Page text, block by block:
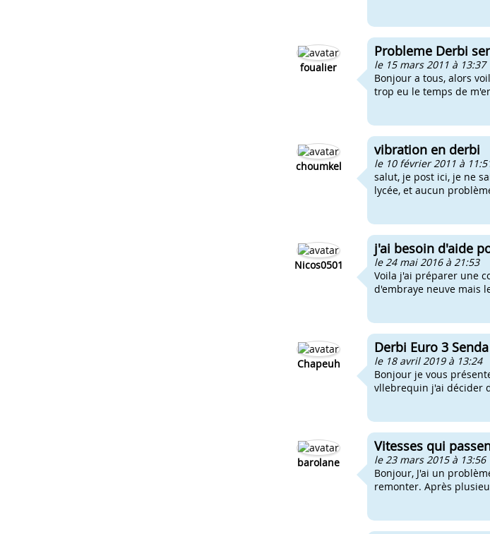
foualier
Probleme Derbi
le 15 mars 2011 à 13:37
Bonjour a tous, alors
trop eu le temps de
choumkel
vibration en derbi
le 10 février 2011 à
salut, je post ici, je ne
lycée, et aucun
Nicos0501
j'ai besoin d'aide
le 24 mai 2016 à 21:53
Voila j'ai préparer une
d'embraye neuve mais
Chapeuh
Derbi Euro 3
le 18 avril 2019 à 13:24
Bonjour je vous
vllebrequin j'ai décider
barolane
Vitesses qui
le 23 mars 2015 à 13:56
Bonjour, J'ai un
remonter. Après